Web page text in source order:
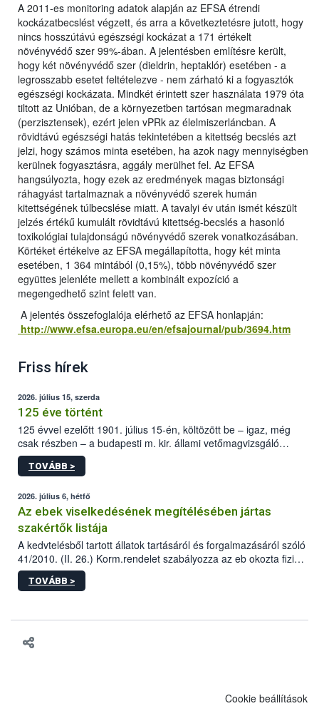
A 2011-es monitoring adatok alapján az EFSA étrendi
kockázatbecslést végzett, és arra a következtetésre jutott, hogy
nincs hosszútávú egészségi kockázat a 171 értékelt
növényvédő szer 99%-ában. A jelentésben említésre került,
hogy két növényvédő szer (dieldrin, heptaklór) esetében - a
legrosszabb esetet feltételezve - nem zárható ki a fogyasztók
egészségi kockázata. Mindkét érintett szer használata 1979 óta
tiltott az Unióban, de a környezetben tartósan megmaradnak
(perzisztensek), ezért jelen vPRk az élelmiszerláncban. A
rövidtávú egészségi hatás tekintetében a kitettség becslés azt
jelzi, hogy számos minta esetében, ha azok nagy mennyiségben
kerülnek fogyasztásra, aggály merülhet fel. Az EFSA
hangsúlyozta, hogy ezek az eredmények magas biztonsági
ráhagyást tartalmaznak a növényvédő szerek humán
kitettségének túlbecslése miatt. A tavalyi év után ismét készült
jelzés értékű kumulált rövidtávú kitettség-becslés a hasonló
toxikológiai tulajdonságú növényvédő szerek vonatkozásában.
Körtéket értékelve az EFSA megállapította, hogy két minta
esetében, 1 364 mintából (0,15%), több növényvédő szer
együttes jelenléte mellett a kombinált expozíció a
megengedhető szint felett van.
A jelentés összefoglalója elérhető az EFSA honlapján:
http://www.efsa.europa.eu/en/efsajournal/pub/3694.htm
Friss hírek
2026. július 15, szerda
125 éve történt
125 évvel ezelőtt 1901. július 15-én, költözött be – igaz, még
csak részben – a budapesti m. kir. állami vetőmagvizsgáló
állomás a Kis Rókus utca 15. szám alatti, Czigler Győző által
tervezett új épületébe.
TOVÁBB >
2026. július 6, hétfő
Az ebek viselkedésének megítélésében jártas
szakértők listája
A kedvtelésből tartott állatok tartásáról és forgalmazásáról szóló
41/2010. (II. 26.) Korm.rendelet szabályozza az eb okozta fizikai
sérülés, illetve ennek veszélye keletkezésekor felmerülő
hatósági feladatokat, valamint a veszélyes eb tartását és annak
TOVÁBB >
Cookie beállítások